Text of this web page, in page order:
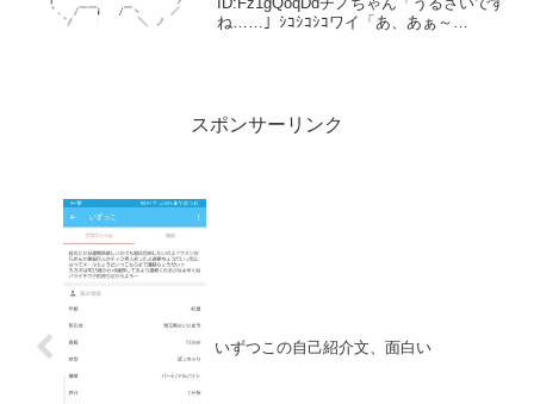
ね……」ｼｺｼｺｼｺワイ「あ、あぁ～
スポンサーリンク
いずつこの自己紹介文、面白い